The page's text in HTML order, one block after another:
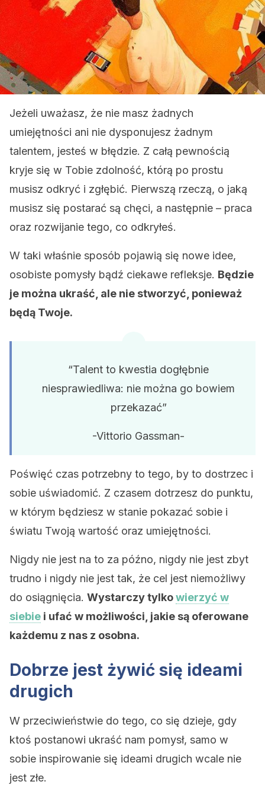
Jeżeli uważasz, że nie masz żadnych
umiejętności ani nie dysponujesz żadnym
talentem, jesteś w błędzie. Z całą pewnością
kryje się w Tobie zdolność, którą po prostu
musisz odkryć i zgłębić. Pierwszą rzeczą, o jaką
musisz się postarać są chęci, a następnie – praca
oraz rozwijanie tego, co odkryłeś.
W taki właśnie sposób pojawią się nowe idee,
osobiste pomysły bądź ciekawe refleksje. Będzie
je można ukraść, ale nie stworzyć, ponieważ
będą Twoje.
“Talent to kwestia dogłębnie
niesprawiedliwa: nie można go bowiem
przekazać”
-Vittorio Gassman-
Poświęć czas potrzebny to tego, by to dostrzec i
sobie uświadomić. Z czasem dotrzesz do punktu,
w którym będziesz w stanie pokazać sobie i
światu Twoją wartość oraz umiejętności.
Nigdy nie jest na to za późno, nigdy nie jest zbyt
trudno i nigdy nie jest tak, że cel jest niemożliwy
do osiągnięcia. Wystarczy tylkowierzyć w
siebie i ufać w możliwości, jakie są oferowane
każdemu z nas z osobna.
Dobrze jest żywić się ideami
drugich
W przeciwieństwie do tego, co się dzieje, gdy
ktoś postanowi ukraść nam pomysł, samo w
sobie inspirowanie się ideami drugich wcale nie
jest złe.